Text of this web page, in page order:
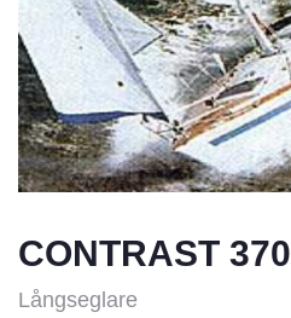
CONTRAST 370
Långseglare